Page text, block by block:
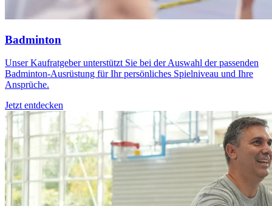
Badminton
Unser Kaufratgeber unterstützt Sie bei der Auswahl der passenden
Badminton-Ausrüstung für Ihr persönliches Spielniveau und Ihre
Ansprüche.
Jetzt entdecken